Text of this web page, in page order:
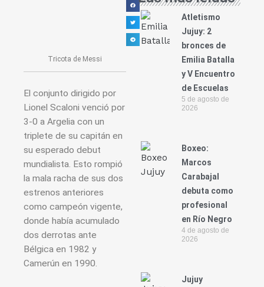
Tricota de Messi
El conjunto dirigido por
Lionel Scaloni venció por
3-0 a Argelia con un
triplete de su capitán en
su esperado debut
mundialista. Esto rompió
la mala racha de sus dos
estrenos anteriores
como campeón vigente,
donde había acumulado
dos derrotas ante
Bélgica en 1982 y
Camerún en 1990.
Atletismo
Jujuy: 2
bronces de
Emilia Batalla
y V Encuentro
de Escuelas
5 de agosto de
2026
Boxeo:
Marcos
Carabajal
debuta como
profesional
en Río Negro
4 de agosto de
2026
Jujuy